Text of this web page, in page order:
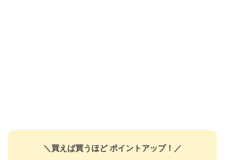
＼買えば買うほど ポイントアップ！／